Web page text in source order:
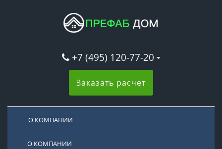
+7 (495) 120-77-20
Заказать расчет
О КОМПАНИИ
О КОМПАНИИ